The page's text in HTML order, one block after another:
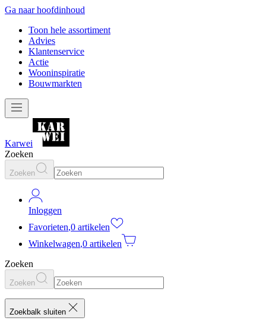
Ga naar hoofdinhoud
Toon hele assortiment
Advies
Klantenservice
Actie
Wooninspiratie
Bouwmarkten
Karwei
Zoeken
Zoeken
Inloggen
Favorieten,0 artikelen
Winkelwagen,0 artikelen
Zoeken
Zoeken
Zoekbalk sluiten